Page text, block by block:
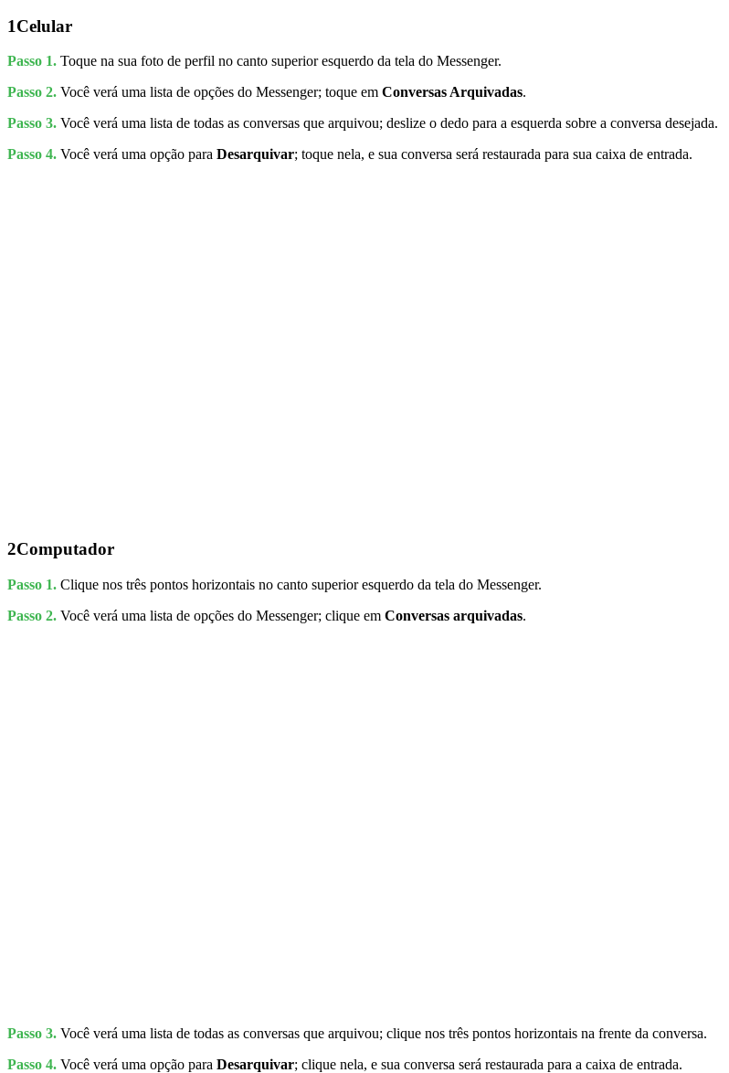
1Celular
Passo 1. Toque na sua foto de perfil no canto superior esquerdo da tela do Messenger.
Passo 2. Você verá uma lista de opções do Messenger; toque em Conversas Arquivadas.
Passo 3. Você verá uma lista de todas as conversas que arquivou; deslize o dedo para a esquerda sobre a conversa desejada.
Passo 4. Você verá uma opção para Desarquivar; toque nela, e sua conversa será restaurada para sua caixa de entrada.
2Computador
Passo 1. Clique nos três pontos horizontais no canto superior esquerdo da tela do Messenger.
Passo 2. Você verá uma lista de opções do Messenger; clique em Conversas arquivadas.
Passo 3. Você verá uma lista de todas as conversas que arquivou; clique nos três pontos horizontais na frente da conversa.
Passo 4. Você verá uma opção para Desarquivar; clique nela, e sua conversa será restaurada para a caixa de entrada.